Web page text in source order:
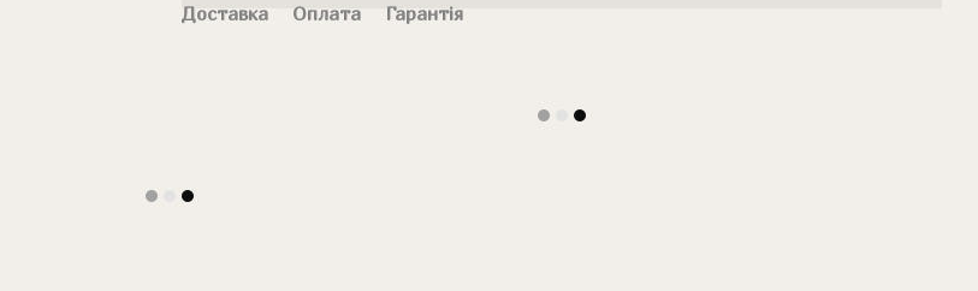
Доставка Оплата Гарантія